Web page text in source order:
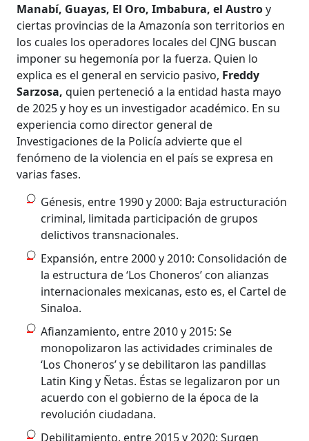
Manabí, Guayas, El Oro, Imbabura, el Austroy
ciertas provincias de la Amazonía son territorios en
los cuales los operadores locales del CJNG buscan
imponer su hegemonía por la fuerza. Quien lo
explica es el general en servicio pasivo, Freddy
Sarzosa, quien perteneció a la entidad hasta mayo
de 2025 y hoy es un investigador académico. En su
experiencia como director general de
Investigaciones de la Policía advierte que el
fenómeno de la violencia en el país se expresa en
varias fases.
Génesis, entre 1990 y 2000: Baja estructuración
criminal, limitada participación de grupos
delictivos transnacionales.
Expansión, entre 2000 y 2010: Consolidación de
la estructura de ‘Los Choneros’ con alianzas
internacionales mexicanas, esto es, el Cartel de
Sinaloa.
Afianzamiento, entre 2010 y 2015: Se
monopolizaron las actividades criminales de
‘Los Choneros’ y se debilitaron las pandillas
Latin King y Ñetas. Éstas se legalizaron por un
acuerdo con el gobierno de la época de la
revolución ciudadana.
Debilitamiento, entre 2015 y 2020: Surgen